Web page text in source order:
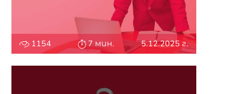
1154 7 мин. 5.12.2025 г.